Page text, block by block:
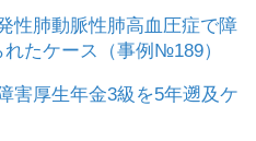
性肺動脈性肺高血圧症で障
たケース（事例№189）
害厚生年金3級を5年遡及ケ